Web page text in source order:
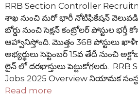
RRB Section Controller
శాఖ నుంచి మరో భారీ నోటిఫికేషన్
బోర్డు నుంచి సెక్షన్ కంట్రోలర్ పోస్టుల భర్తీ
ఆహ్వానిస్తోంది. మొత్తం 368 పోస్టులు
అభ్యర్థులు సెప్టెంబర్ 15వ తేదీ నుంచి
లైన్ లో దరఖాస్తులు పెట్టుకోగలరు.
Jobs 2025 Overview నియామక సంస్థ
Read more